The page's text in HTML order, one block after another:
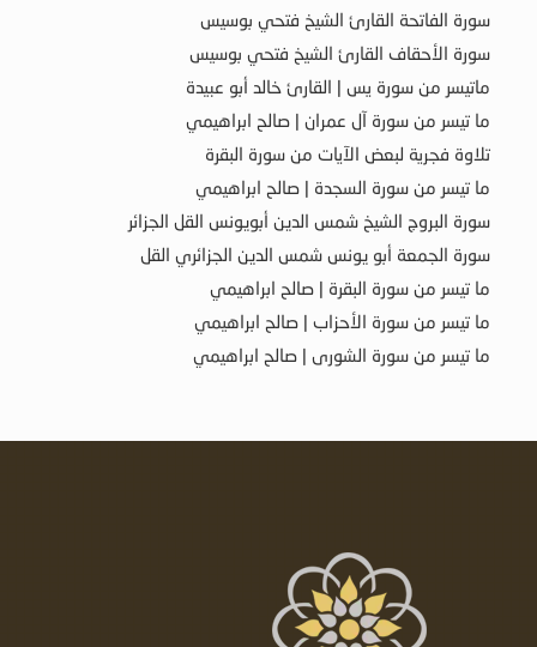
سورة الفاتحة القارئ الشيخ فتحي بوسيس
سورة الأحقاف القارئ الشيخ فتحي بوسيس
ماتيسر من سورة يس | القارئ خالد أبو عبيدة
ما تيسر من سورة آل عمران | صالح ابراهيمي
تلاوة فجرية لبعض الآيات من سورة البقرة
ما تيسر من سورة السجدة | صالح ابراهيمي
سورة البروج الشيخ شمس الدين أبويونس القل الجزائر
سورة الجمعة أبو يونس شمس الدين الجزائري القل
ما تيسر من سورة البقرة | صالح ابراهيمي
ما تيسر من سورة الأحزاب | صالح ابراهيمي
ما تيسر من سورة الشورى | صالح ابراهيمي